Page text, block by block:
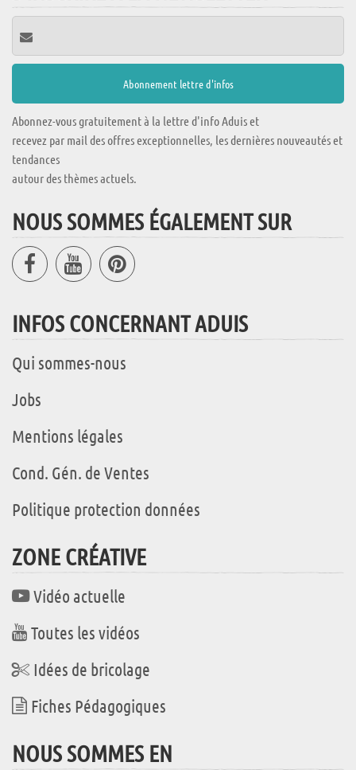
Abonnez-vous gratuitement à la lettre d'info Aduis et
recevez par mail des offres exceptionnelles, les dernières nouveautés et
tendances
autour des thèmes actuels.
NOUS SOMMES ÉGALEMENT SUR
INFOS CONCERNANT ADUIS
Qui sommes-nous
Jobs
Mentions légales
Cond. Gén. de Ventes
Politique protection données
ZONE CRÉATIVE
Vidéo actuelle
Toutes les vidéos
Idées de bricolage
Fiches Pédagogiques
NOUS SOMMES EN